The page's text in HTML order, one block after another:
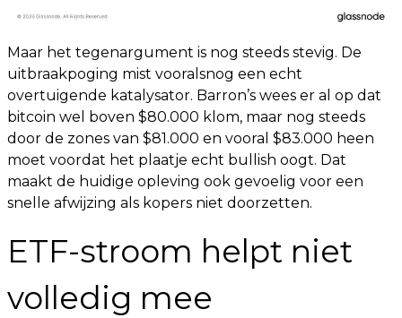
Maar het tegenargument is nog steeds stevig. De
uitbraakpoging mist vooralsnog een echt
overtuigende katalysator. Barron’s wees er al op dat
bitcoin wel boven $80.000 klom, maar nog steeds
door de zones van $81.000 en vooral $83.000 heen
moet voordat het plaatje echt bullish oogt. Dat
maakt de huidige opleving ook gevoelig voor een
snelle afwijzing als kopers niet doorzetten.
ETF-stroom helpt niet
volledig mee